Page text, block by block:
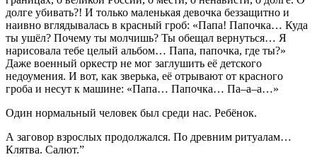
долге убивать?! И только маленькая девочка беззащитно и
наивно вглядывалась в красный гроб: «Папа! Папочка… Куда
ты ушёл? Почему ты молчишь? Ты обещал вернуться… Я
нарисовала тебе целый альбом… Папа, папочка, где ты?»
Даже военный оркестр не мог заглушить её детского
недоумения. И вот, как зверька, её отрывают от красного
гроба и несут к машине: «Папа… Папочка… Па–а–а…»
Один нормальный человек был среди нас. Ребёнок.
А заговор взрослых продолжался. По древним ритуалам…
Клятва. Салют.”